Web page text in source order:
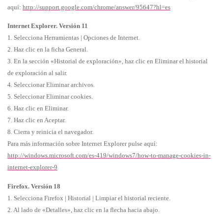
aquí: http://support.google.com/chrome/answer/95647?hl=es
Internet Explorer. Versión 11
1. Selecciona Herramientas | Opciones de Internet.
2. Haz clic en la ficha General.
3. En la sección «Historial de exploración», haz clic en Eliminar el historial
de exploración al salir.
4. Seleccionar Eliminar archivos.
5. Seleccionar Eliminar cookies.
6. Haz clic en Eliminar.
7. Haz clic en Aceptar.
8. Cierra y reinicia el navegador.
Para más información sobre Internet Explorer pulse aquí:
http://windows.microsoft.com/es-419/windows7/how-to-manage-cookies-in-
internet-explorer-9
Firefox. Versión 18
1. Selecciona Firefox | Historial | Limpiar el historial reciente.
2. Al lado de «Detalles», haz clic en la flecha hacia abajo.